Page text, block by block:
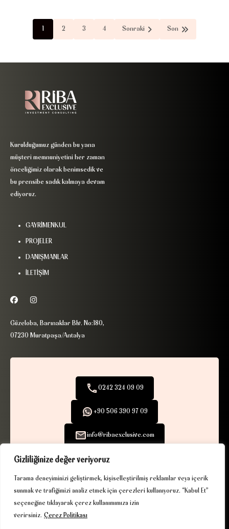
Gizliliğinize değer veriyoruz
Tarama deneyiminizi geliştirmek, kişiselleştirilmiş reklamlar veya içerik
sunmak ve trafiğimizi analiz etmek için çerezleri kullanıyoruz. “Kabul Et”
seçeneğine tıklayarak çerez kullanımımıza izin
verirsiniz. Çerez Politikası
1 2 3 4 Sonraki Son
Kurulduğumuz günden bu yana
müşteri memnuniyetini her zaman
önceliğimiz olarak benimsedik ve
bu prensibe sadık kalmaya devam
ediyoruz.
GAYRİMENKUL
PROJELER
DANIŞMANLAR
İLETİŞİM
Güzeloba, Barınaklar Blv. No:180,
07230 Muratpaşa/Antalya
0242 324 09 09
+90 506 390 97 09
info@ribaexclusive.com